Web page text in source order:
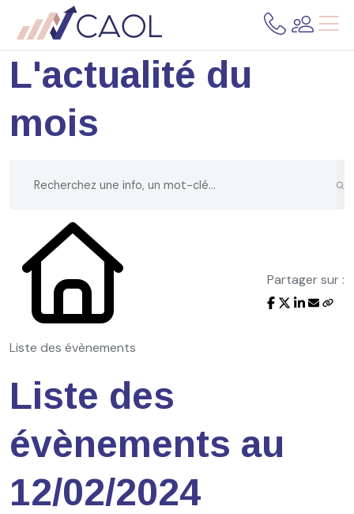
L'actualité du
mois
Liste des évènements
Partager sur :
Liste des
évènements au
12/02/2024